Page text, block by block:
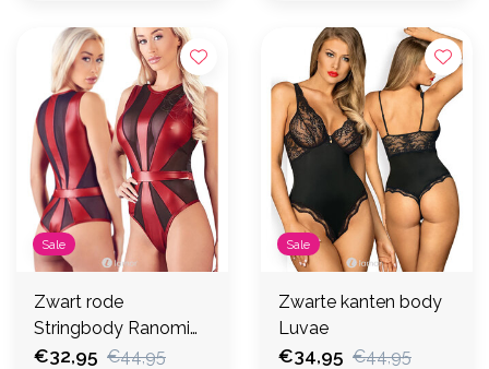
Sale
Zwart rode
Stringbody Ranomi
(XL)
€32,95 €44,95
Sale
Zwarte kanten body
Luvae
€34,95 €44,95